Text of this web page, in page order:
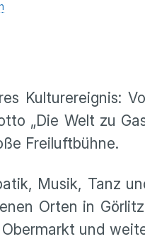
Kulturereignis:
„Die Welt zu
Freiluftbühne.
Musik, Tanz
Orten in
und